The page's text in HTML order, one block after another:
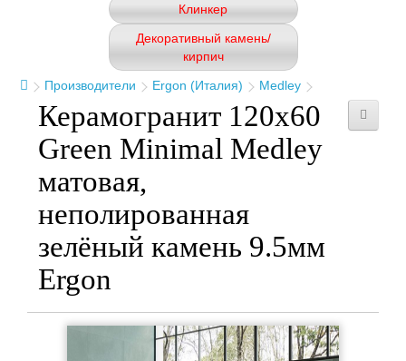
Клинкер
Декоративный камень/
кирпич
Производители
Ergon (Италия) Medley
Керамогранит 120x60
Green Minimal Medley
матовая,
неполированная
зелёный камень 9.5мм
Ergon